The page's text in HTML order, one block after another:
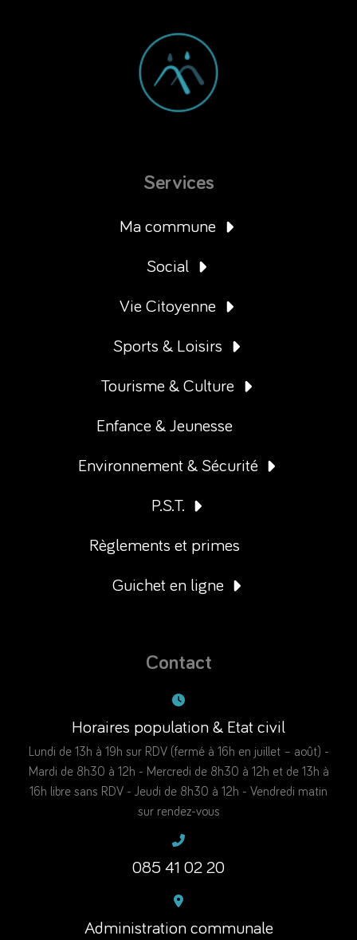
Services
Ma commune
Social
Vie Citoyenne
Sports & Loisirs
Tourisme & Culture
Enfance & Jeunesse
Environnement & Sécurité
P.S.T.
Règlements et primes
Guichet en ligne
Contact
Horaires population & Etat civil
Lundi de 13h à 19h sur RDV (fermé à 16h en juillet – août) -
Mardi de 8h30 à 12h - Mercredi de 8h30 à 12h et de 13h à
16h libre sans RDV - Jeudi de 8h30 à 12h - Vendredi matin
sur rendez-vous
085 41 02 20
Administration communale